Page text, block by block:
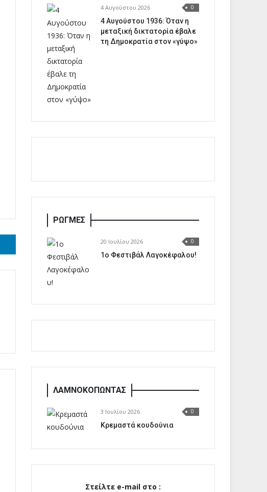
4 Αυγούστου 2026 0
4 Αυγούστου 1936: Όταν η
μεταξική δικτατορία έβαλε
τη Δημοκρατία στον «γύψο»
ΡΩΓΜΕΣ
20 Ιουλίου 2026 0
1o Φεστιβάλ Λαγοκέφαλου!
ΛΑΜΝΟΚΟΠΩΝΤΑΣ
3 Ιουλίου 2026 0
Κρεμαστά κουδούνια
Στείλτε e-mail στο :